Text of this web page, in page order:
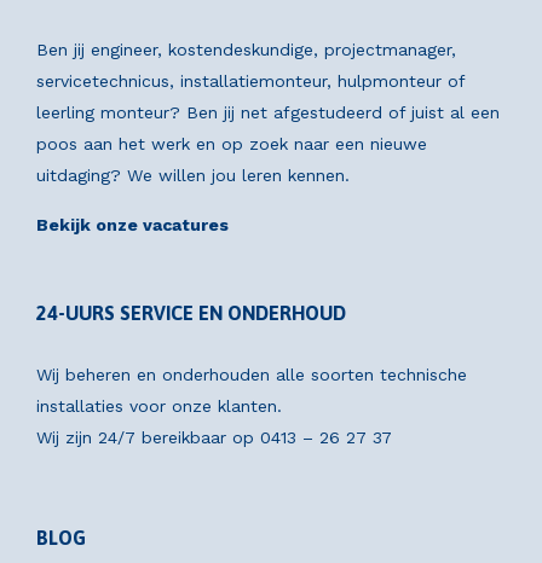
Ben jij engineer, kostendeskundige, projectmanager,
servicetechnicus, installatiemonteur, hulpmonteur of
leerling monteur? Ben jij net afgestudeerd of juist al een
poos aan het werk en op zoek naar een nieuwe
uitdaging? We willen jou leren kennen.
Bekijk onze vacatures
24-UURS SERVICE EN ONDERHOUD
Wij beheren en onderhouden alle soorten technische
installaties voor onze klanten.
Wij zijn 24/7 bereikbaar op 0413 – 26 27 37
BLOG